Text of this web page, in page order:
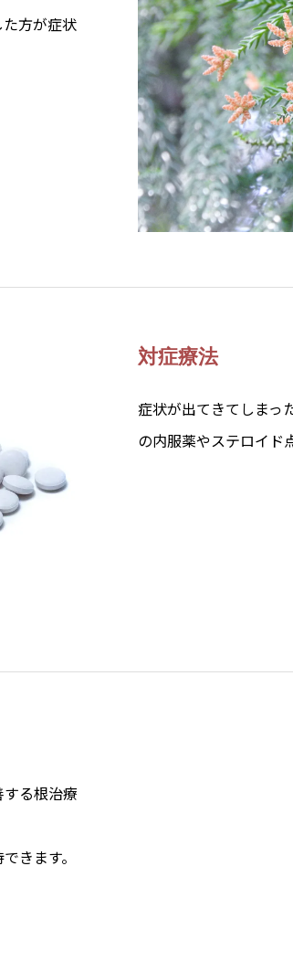
方が症状
対症療法
症状が出てきてしまっ
の内服薬やステロイド
る根治療
きます。